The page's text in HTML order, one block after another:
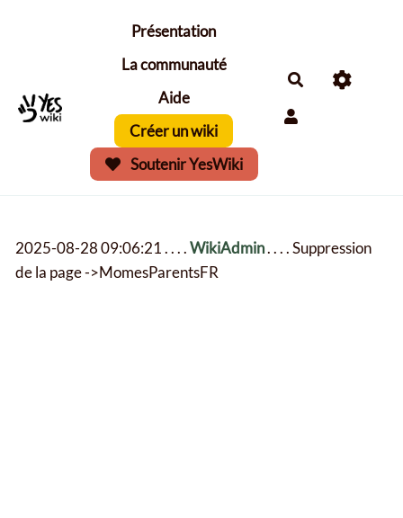
Aller au contenu principal
Présentation
La communauté
Aide
Créer un wiki
Soutenir YesWiki
2025-08-28 09:06:21 . . . .WikiAdmin. . . . Suppression
de la page ->MomesParentsFR